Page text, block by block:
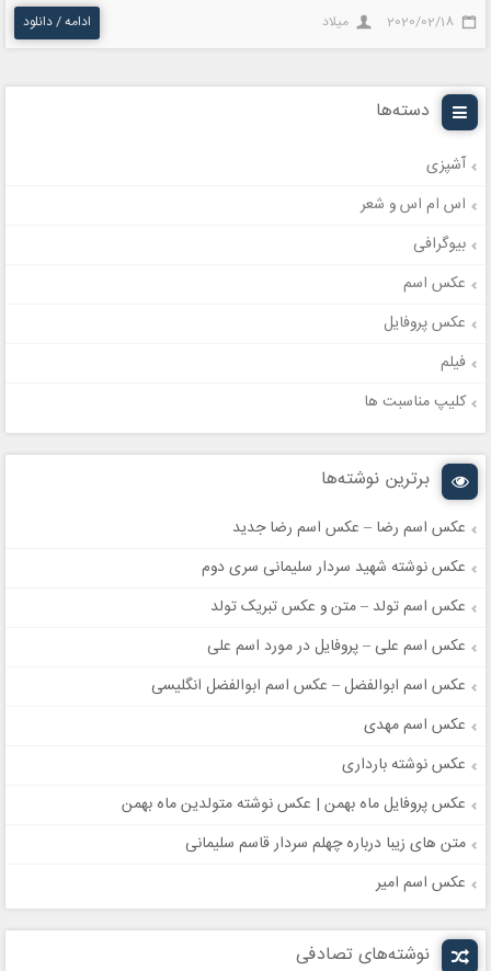
2020/02/18 میلاد ادامه / دانلود
دسته‌ها
آشپزی
اس ام اس و شعر
بیوگرافی
عکس اسم
عکس پروفایل
فیلم
کلیپ مناسبت ها
برترین نوشته‌ها
عکس اسم رضا – عکس اسم رضا جدید
عکس نوشته شهید سردار سلیمانی سری دوم
عکس اسم تولد – متن و عکس تبریک تولد
عکس اسم علی – پروفایل در مورد اسم علی
عکس اسم ابوالفضل – عکس اسم ابوالفضل انگلیسی
عکس اسم مهدی
عکس نوشته بارداری
عکس پروفایل ماه بهمن | عکس نوشته متولدین ماه بهمن
متن های زیبا درباره چهلم سردار قاسم سلیمانی
عکس اسم امیر
نوشته‌های تصادفی